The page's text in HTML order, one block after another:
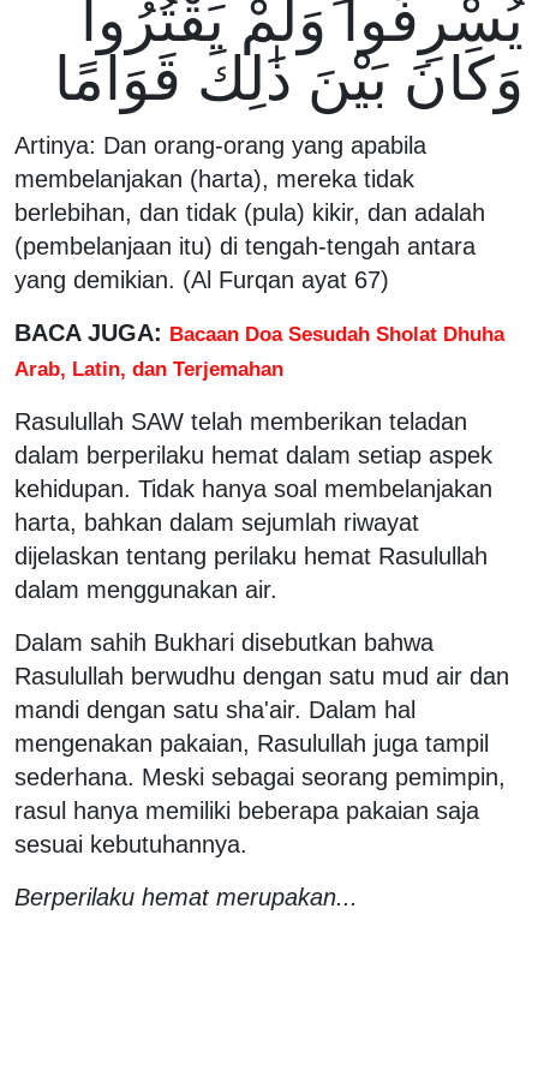
يُسْرِفُوا وَلَمْ يَقْتُرُوا
وَكَانَ بَيْنَ ذَٰلِكَ قَوَامًا
Artinya: Dan orang-orang yang apabila
membelanjakan (harta), mereka tidak
berlebihan, dan tidak (pula) kikir, dan adalah
(pembelanjaan itu) di tengah-tengah antara
yang demikian. (Al Furqan ayat 67)
BACA JUGA: Bacaan Doa Sesudah Sholat Dhuha
Arab, Latin, dan Terjemahan
Rasulullah SAW telah memberikan teladan
dalam berperilaku hemat dalam setiap aspek
kehidupan. Tidak hanya soal membelanjakan
harta, bahkan dalam sejumlah riwayat
dijelaskan tentang perilaku hemat Rasulullah
dalam menggunakan air.
Dalam sahih Bukhari disebutkan bahwa
Rasulullah berwudhu dengan satu mud air dan
mandi dengan satu sha'air. Dalam hal
mengenakan pakaian, Rasulullah juga tampil
sederhana. Meski sebagai seorang pemimpin,
rasul hanya memiliki beberapa pakaian saja
sesuai kebutuhannya.
Berperilaku hemat merupakan...